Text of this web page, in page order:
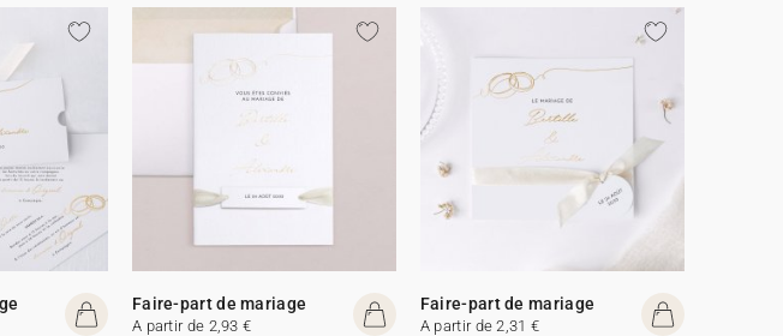
Faire-part de mariage
A partir de 2,93 €
Faire-part de mariage
A partir de 2,31 €